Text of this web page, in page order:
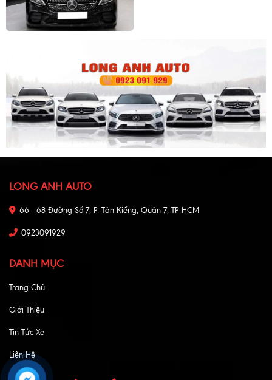
LONG ANH AUTO
66 - 68 Đường Số 7, P. Tân Kiểng, Quận 7, TP HCM
0923091929
DANH MỤC
Trang Chủ
Giới Thiệu
Tin Tức Xe
Liên Hệ